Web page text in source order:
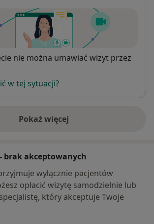
nie można umawiać wizyt przez
w tej sytuacji?
Pokaż więcej
o adresie
brak akceptowanych
wyłącznie pacjentów
opłacić wizytę samodzielnie lub
który akceptuje Twoje